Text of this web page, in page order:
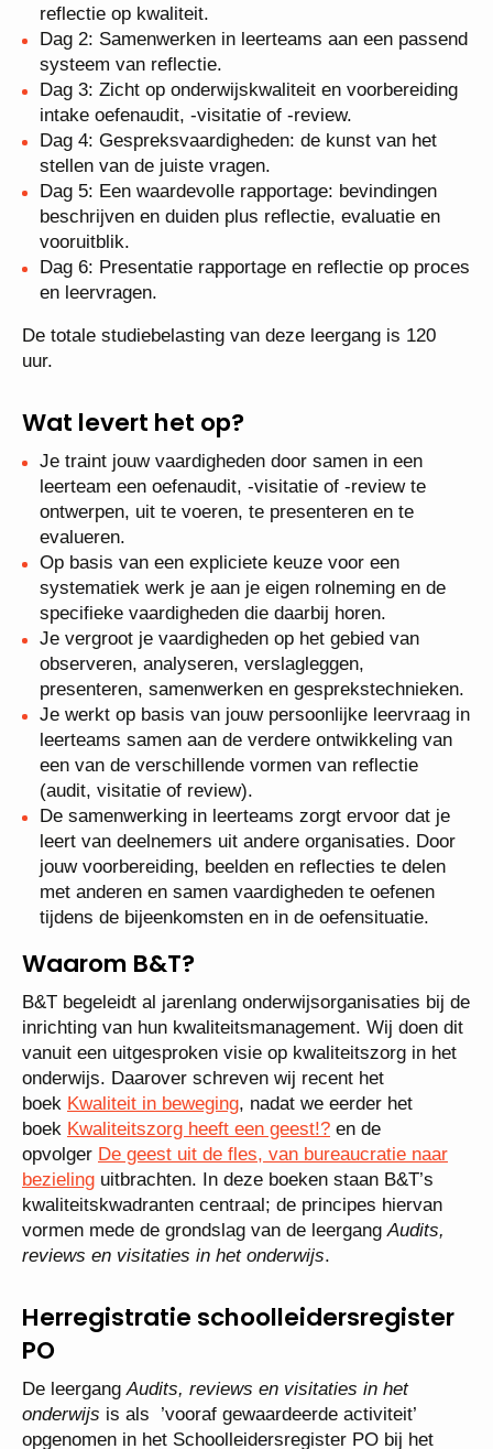
reflectie op kwaliteit.
Dag 2: Samenwerken in leerteams aan een passend
systeem van reflectie.
Dag 3: Zicht op onderwijskwaliteit en voorbereiding
intake oefenaudit, -visitatie of -review.
Dag 4: Gespreksvaardigheden: de kunst van het
stellen van de juiste vragen.
Dag 5: Een waardevolle rapportage: bevindingen
beschrijven en duiden plus reflectie, evaluatie en
vooruitblik.
Dag 6: Presentatie rapportage en reflectie op proces
en leervragen.
De totale studiebelasting van deze leergang is 120
uur.
Wat levert het op?
Je traint jouw vaardigheden door samen in een
leerteam een oefenaudit, -visitatie of -review te
ontwerpen, uit te voeren, te presenteren en te
evalueren.
Op basis van een expliciete keuze voor een
systematiek werk je aan je eigen rolneming en de
specifieke vaardigheden die daarbij horen.
Je vergroot je vaardigheden op het gebied van
observeren, analyseren, verslagleggen,
presenteren, samenwerken en gesprekstechnieken.
Je werkt op basis van jouw persoonlijke leervraag in
leerteams samen aan de verdere ontwikkeling van
een van de verschillende vormen van reflectie
(audit, visitatie of review).
De samenwerking in leerteams zorgt ervoor dat je
leert van deelnemers uit andere organisaties. Door
jouw voorbereiding, beelden en reflecties te delen
met anderen en samen vaardigheden te oefenen
tijdens de bijeenkomsten en in de oefensituatie.
Waarom B&T?
B&T begeleidt al jarenlang onderwijsorganisaties bij de
inrichting van hun kwaliteitsmanagement. Wij doen dit
vanuit een uitgesproken visie op kwaliteitszorg in het
onderwijs. Daarover schreven wij recent het
boek Kwaliteit in beweging, nadat we eerder het
boek Kwaliteitszorg heeft een geest!? en de
opvolger De geest uit de fles, van bureaucratie naar
bezieling uitbrachten. In deze boeken staan B&T’s
kwaliteitskwadranten centraal; de principes hiervan
vormen mede de grondslag van de leergangAudits,
reviews en visitaties in het onderwijs.
Herregistratie schoolleidersregister
PO
De leergangAudits, reviews en visitaties in het
onderwijs is als ’vooraf gewaardeerde activiteit’
opgenomen in het Schoolleidersregister PO bij het